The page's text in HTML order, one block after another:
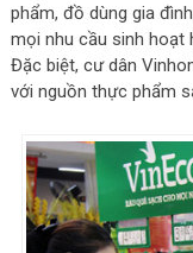
phẩm, đồ dùng gia
mọi nhu cầu sinh hoạt
Đặc biệt, cư dân
với nguồn thực phẩm